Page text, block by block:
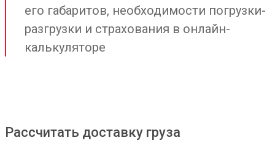
его габаритов, необходимости погрузки-
разгрузки и страхования в онлайн-
калькуляторе
Рассчитать доставку груза